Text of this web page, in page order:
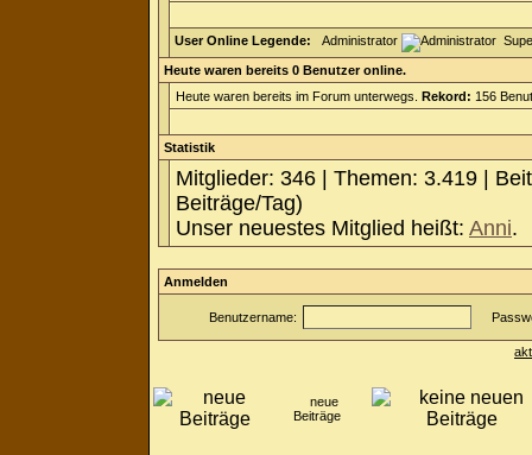
User Online Legende: Administrator
Heute waren bereits 0 Benutzer online.
Heute waren bereits im Forum unterwegs. Rekord: 156
Statistik
Mitglieder: 346 | Themen: 3.419 |
Beiträge/Tag)
Unser neuestes Mitglied heißt: Anni.
Anmelden
Benutzername:
neue
Beiträge